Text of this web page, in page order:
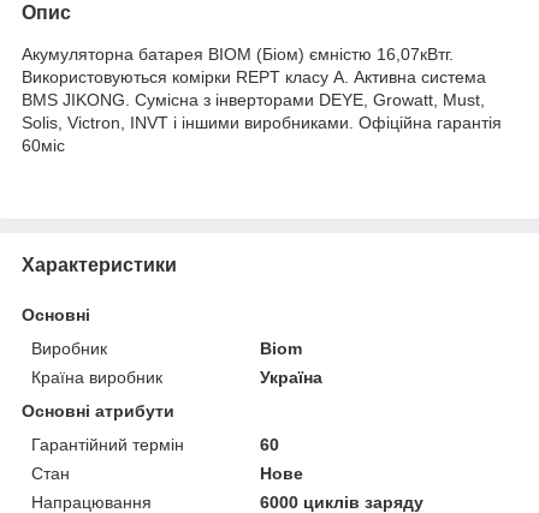
Опис
Акумуляторна батарея BIOM (Біом) ємністю 16,07кВтг.
Використовуються комірки REPT класу А. Активна система
BMS JIKONG. Сумісна з інверторами DEYE, Growatt, Must,
Solis, Victron, INVT і іншими виробниками. Офіційна гарантія
60міс
Характеристики
Основні
Виробник
Biom
Країна виробник
Україна
Основні атрибути
Гарантійний термін
60
Стан
Нове
Напрацювання
6000 циклів заряду